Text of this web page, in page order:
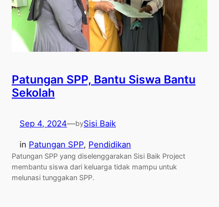
Patungan SPP, Bantu Siswa Bantu
Sekolah
Sep 4, 2024—bySisi Baik
in Patungan SPP, Pendidikan
Patungan SPP yang diselenggarakan Sisi Baik Project
membantu siswa dari keluarga tidak mampu untuk
melunasi tunggakan SPP.